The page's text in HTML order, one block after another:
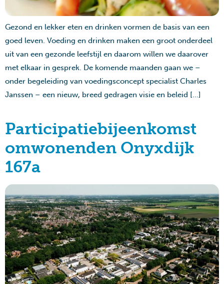
Gezond en lekker eten en drinken vormen de basis van een
goed leven. Voeding en drinken maken een groot onderdeel
uit van een gezonde leefstijl en daarom willen we daarover
met elkaar in gesprek. De komende maanden gaan we –
onder begeleiding van voedingsconcept specialist Charles
Janssen – een nieuw, breed gedragen visie en beleid […]
Participatiebijeenkomst
omwonenden Onyxdijk
167a